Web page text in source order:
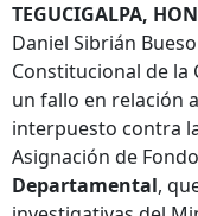
TEGUCIGALPA,
Daniel Sibrián
Constitucional de la
un fallo en relación
interpuesto contra
Asignación de
Departamental,